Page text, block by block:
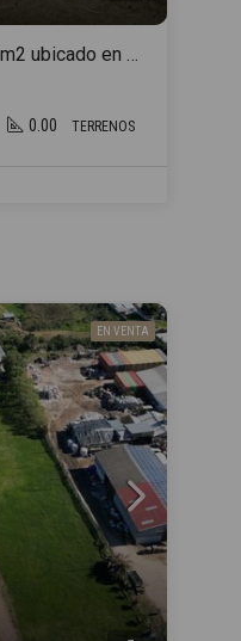
Terreno en venta de 592m2 ubicado en Punta del Diablo
0.00 TERRENOS
EN VENTA